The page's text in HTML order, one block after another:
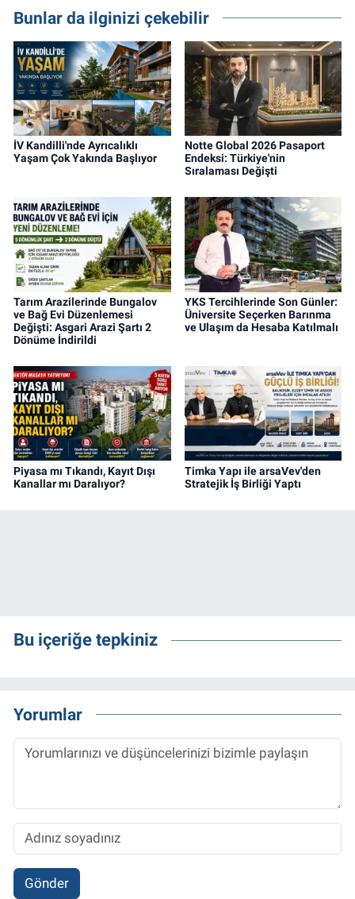
projeleri üzerine haber, analiz ve özel
dosyalar hazırlama konusunda yetkinim.
Bunlar da ilginizi çekebilir
İV Kandilli'nde Ayrıcalıklı
Yaşam Çok Yakında Başlıyor
Notte Global 2026 Pasaport
Endeksi: Türkiye'nin
Sıralaması Değişti
Tarım Arazilerinde Bungalov
ve Bağ Evi Düzenlemesi
Değişti: Asgari Arazi Şartı 2
Dönüme İndirildi
YKS Tercihlerinde Son Günler:
Üniversite Seçerken Barınma
ve Ulaşım da Hesaba Katılmalı
Piyasa mı Tıkandı, Kayıt Dışı
Kanallar mı Daralıyor?
Timka Yapı ile arsaVev'den
Stratejik İş Birliği Yaptı
Bu içeriğe tepkiniz
Yorumlar
Gönder